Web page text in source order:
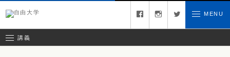
お問い合わせfacebook instagram twitter MENU
講義